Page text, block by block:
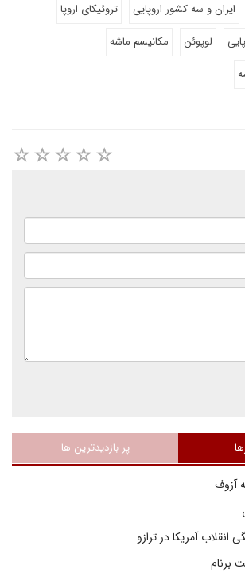
ایران و سه کشور اروپایی
تروئیکای اروپا
لوپوئن
مکانیسم ماشه
پر بازدیدترین ها
آزوف
آمریکا در ترازو
برنام